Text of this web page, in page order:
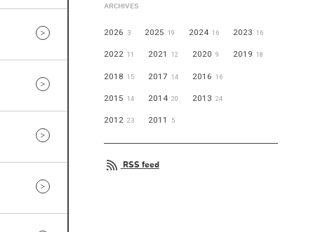
ARCHIVES
2026 3 2025 19 2024 16 2023 16
2022 11 2021 12 2020 9 2019 18
2018 15 2017 14 2016 16
2015 14 2014 20 2013 24
2012 23 2011 5
RSS feed